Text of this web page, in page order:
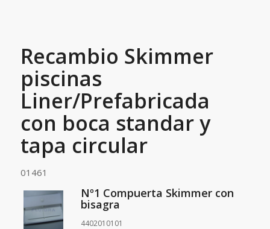
Recambio Skimmer
piscinas
Liner/Prefabricada
con boca standar y
tapa circular
01461
Nº1 Compuerta Skimmer con
bisagra
4402010101